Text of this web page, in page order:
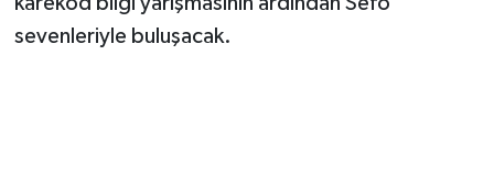
sevenleriyle buluşacak.